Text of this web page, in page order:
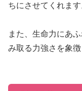
ちにさせてくれます
また、生命力にあ
み取る力強さを象